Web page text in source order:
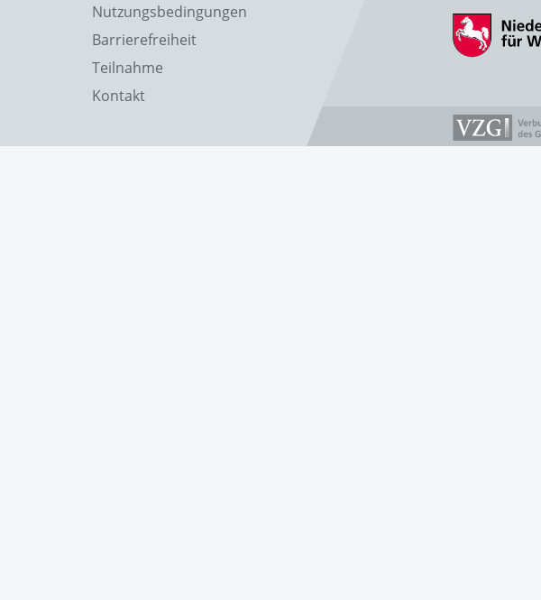
Nutzungsbedingungen
Barrierefreiheit
Teilnahme
Kontakt